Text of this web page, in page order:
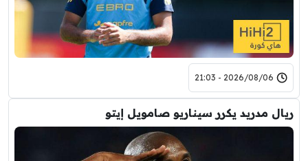
2026/08/06 - 21:03
ريال مدريد يكرر سيناريو صامويل إيتو